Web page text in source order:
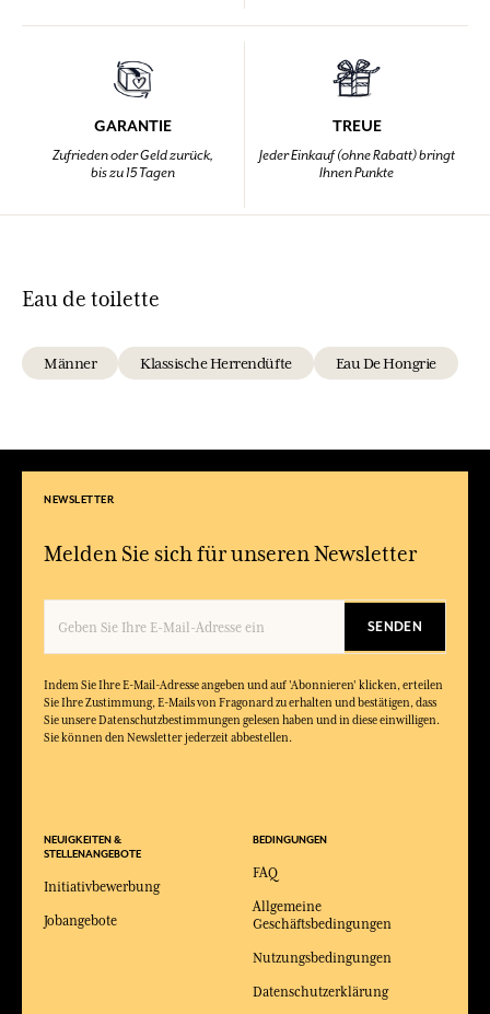
GARANTIE
Zufrieden oder Geld zurück,
bis zu 15 Tagen
TREUE
Jeder Einkauf (ohne Rabatt) bringt
Ihnen Punkte
Eau de toilette
Männer Klassische Herrendüfte Eau De Hongrie
NEWSLETTER
Melden Sie sich für unseren Newsletter
SENDEN
Indem Sie Ihre E-Mail-Adresse angeben und auf 'Abonnieren' klicken, erteilen
Sie Ihre Zustimmung, E-Mails von Fragonard zu erhalten und bestätigen, dass
Sie unsere Datenschutzbestimmungen gelesen haben und in diese einwilligen.
Sie können den Newsletter jederzeit abbestellen.
BEDINGUNGEN
FAQ
Allgemeine
Geschäftsbedingungen
Nutzungsbedingungen
Datenschutzerklärung
NEUIGKEITEN &
STELLENANGEBOTE
Initiativbewerbung
Jobangebote